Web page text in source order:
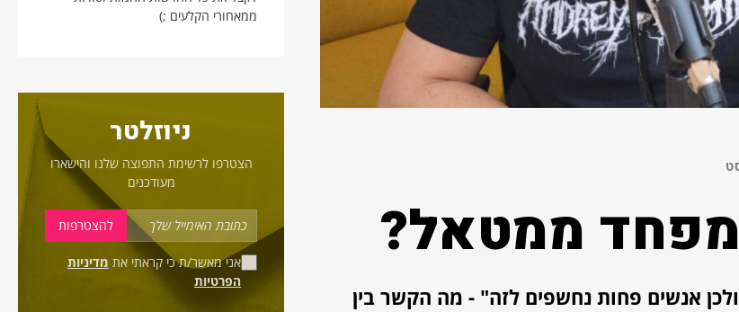
מפחד ממטאל?
אנשים פחות נחשפים לזה" - מה הקשר בין
ממאחורי הקלעים ;)
ניוזלטר
הצטרפו לרשימת התפוצה שלנו והישארו
מעודכנים
אני מאשר/ת כי קראתי את מדיניות
הפרטיות